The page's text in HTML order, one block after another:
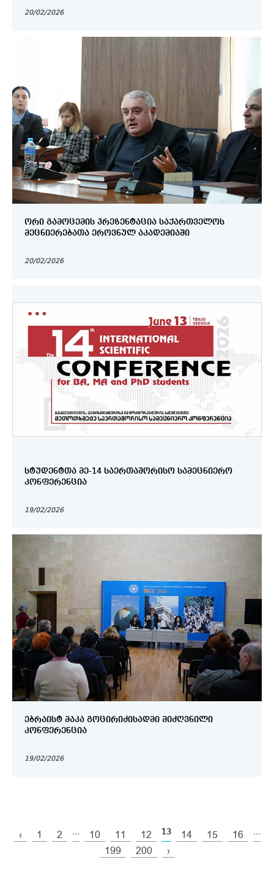
20/02/2026
ᲝᲠᲘ ᲒᲐᲛᲝᲪᲔᲛᲘᲡ ᲞᲠᲔᲖᲔᲜᲢᲐᲪᲘᲐ ᲡᲐᲥᲐᲠᲗᲕᲔᲚᲝᲡ
ᲛᲔᲪᲜᲘᲔᲠᲔᲑᲐᲗᲐ ᲔᲠᲝᲕᲜᲣᲚ ᲐᲙᲐᲓᲔᲛᲘᲐᲨᲘ
20/02/2026
ᲡᲢᲣᲓᲔᲜᲢᲗᲐ ᲛᲔ-14 ᲡᲐᲔᲠᲗᲐᲨᲝᲠᲘᲡᲝ ᲡᲐᲛᲔᲪᲜᲘᲔᲠᲝ
ᲙᲝᲜᲤᲔᲠᲔᲜᲪᲘᲐ
19/02/2026
ᲔᲑᲠᲐᲘᲡᲢ ᲛᲐᲙᲐ ᲒᲝᲪᲘᲠᲘᲫᲘᲡᲐᲓᲛᲘ ᲛᲘᲫᲦᲕᲜᲘᲚᲘ
ᲙᲝᲜᲤᲔᲠᲔᲜᲪᲘᲐ
19/02/2026
‹ 1 2 ... 10 11 12 13 14 15 16 ...
199 200 ›